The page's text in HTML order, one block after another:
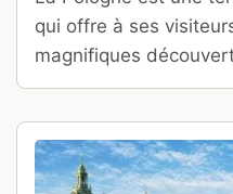
qui offre à ses
magnifiques
culturelles
singulière qui marque
esprits !